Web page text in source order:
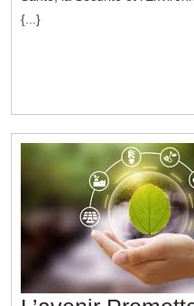
Travail
{...}